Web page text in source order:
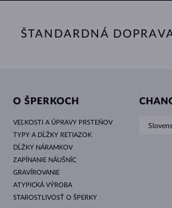
ŠTANDARDNÁ
O ŠPERKOCH
VEĽKOSTI A ÚPRAVY PRSTEŇOV
TYPY A DĹŽKY RETIAZOK
DĹŽKY NÁRAMKOV
ZAPÍNANIE NÁUŠNÍC
GRAVÍROVANIE
ATYPICKÁ VÝROBA
STAROSTLIVOSŤ O ŠPERKY